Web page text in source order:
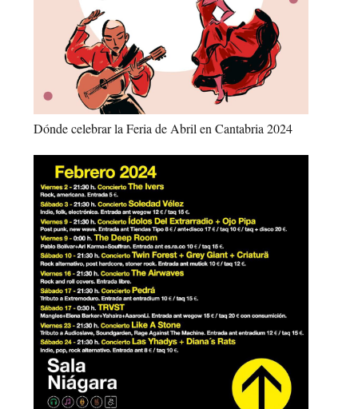
Dónde celebrar la Feria de Abril en Cantabria 2024